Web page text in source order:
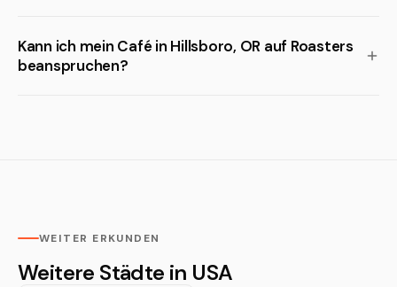
Kann ich mein Café in Hillsboro, OR auf Roasters
beanspruchen?
WEITER ERKUNDEN
Weitere Städte in USA